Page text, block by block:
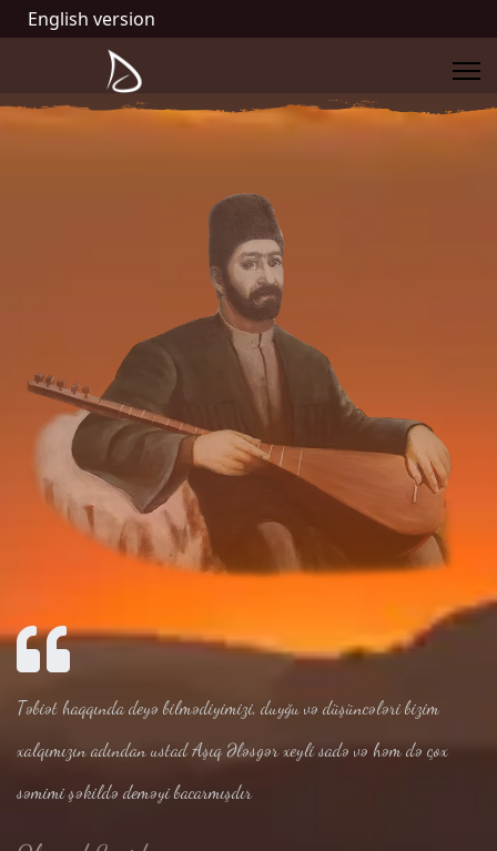
English version
Təbiət haqqında deyə bilmədiyimizi, duyğu və düşüncələri bizim
xalqımızın adından ustad Aşıq Ələsgər xeyli sadə və həm də çox
səmimi şəkildə deməyi bacarmışdır